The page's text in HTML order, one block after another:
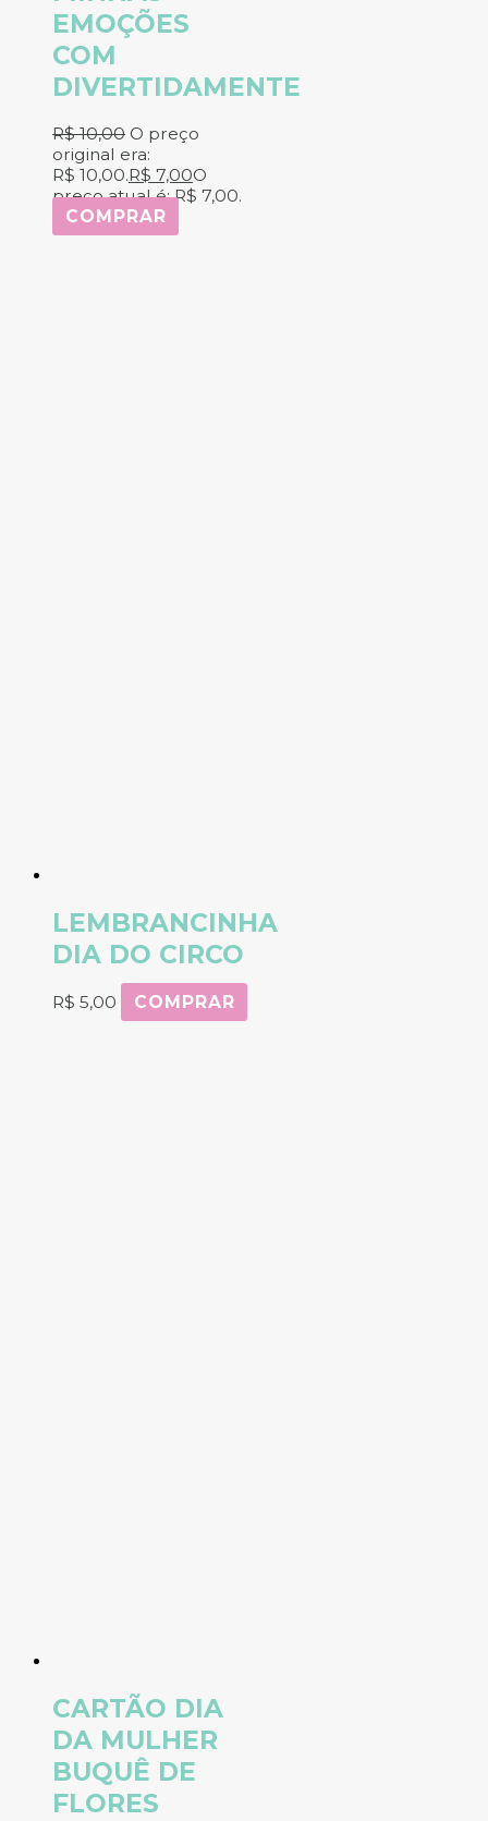
EMOÇÕES
COM
DIVERTIDAMENTE
R$10,00 O preço
original era:
R$ 10,00.R$ 7,00O
preço atual é: R$ 7,00.
COMPRAR
LEMBRANCINHA
DIA DO CIRCO
R$ 5,00 COMPRAR
CARTÃO DIA
DA MULHER
BUQUÊ DE
FLORES